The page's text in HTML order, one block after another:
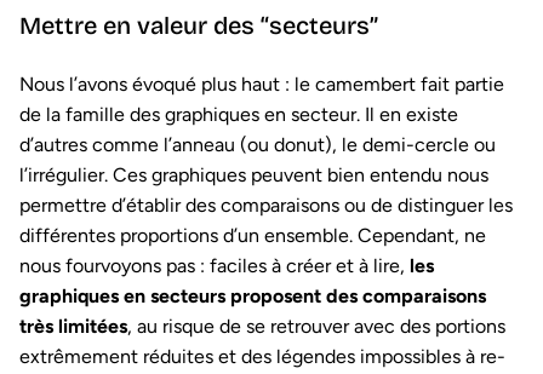
Mettre en valeur des “secteurs”
Nous l’avons évoqué plus haut : le camembert fait partie
de la famille des graphiques en secteur. Il en existe
d’autres comme l’anneau (ou donut), le demi-cercle ou
l’irrégulier. Ces graphiques peuvent bien entendu nous
permettre d’établir des comparaisons ou de distinguer les
différentes proportions d’un ensemble. Cependant, ne
nous fourvoyons pas : faciles à créer et à lire, les
graphiques en secteurs proposent des comparaisons
très limitées, au risque de se retrouver avec des portions
extrêmement réduites et des légendes impossibles à re-